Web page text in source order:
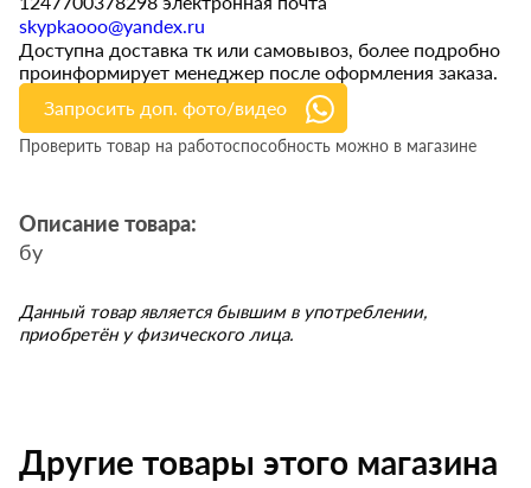
skypkaooo@yandex.ru
Доступна доставка тк или самовывоз, более подробно
проинформирует менеджер после оформления заказа.
Запросить доп. фото/видео
Проверить товар на работоспособность можно в магазине
Описание товара:
бу
Данный товар является бывшим в употреблении,
приобретён у физического лица.
Другие товары этого магазина